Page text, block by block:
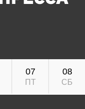
07
ПТ
08
СБ